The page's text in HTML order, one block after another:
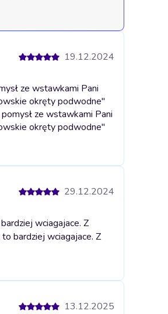
19.12.2024
ze wstawkami Pani
okręty podwodne"
ze wstawkami Pani
okręty podwodne"
29.12.2024
wciagajace. Z
bardziej wciagajace. Z
13.12.2025